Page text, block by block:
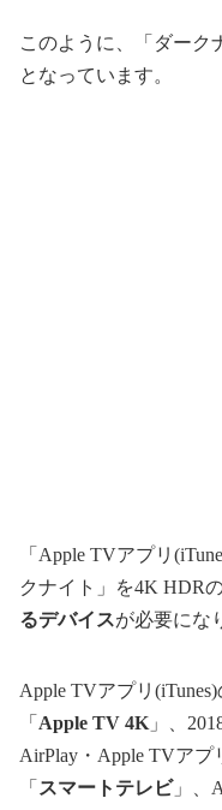
このように、「ダーク
となっています。
「Apple TVアプリ
クナイト」を4K HDR
るデバイスが必要にな
Apple TVアプリ
「 Apple TV 4K 」、
AirPlay・Apple TVアプ
「 スマートテレビ」、